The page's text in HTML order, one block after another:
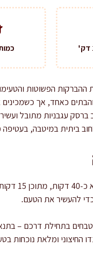
כמות: 5
הפשוטות
כאחד, אך
עגבניות מתובל
ביתית במיטבה, בעטיפה
זמן
להעשיר את הטעם.
בתחילת דרכם –
החיצוני ומלאת נוכחות